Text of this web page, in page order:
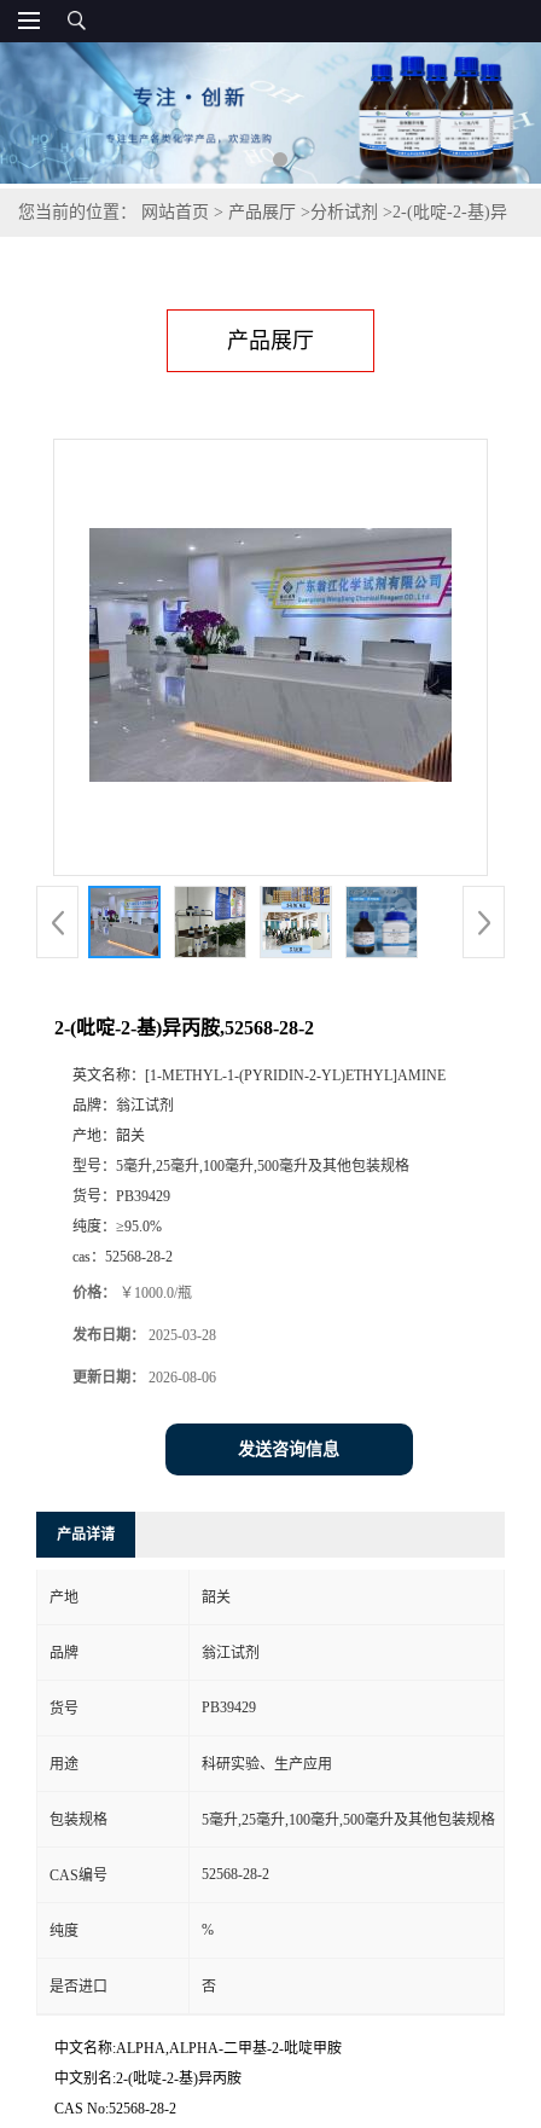
您当前的位置： 网站首页 > 产品展厅 >分析试剂 >2-(吡啶-2-基)异
产品展厅
2-(吡啶-2-基)异丙胺,52568-28-2
英文名称： [1-METHYL-1-(PYRIDIN-2-YL)ETHYL]AMINE
品牌： 翁江试剂
产地： 韶关
型号： 5毫升,25毫升,100毫升,500毫升及其他包装规格
货号： PB39429
纯度： ≥95.0%
cas： 52568-28-2
价格： ￥1000.0/瓶
发布日期： 2025-03-28
更新日期： 2026-08-06
发送咨询信息
产品详请
产地 韶关
品牌 翁江试剂
货号 PB39429
用途 科研实验、生产应用
包装规格 5毫升,25毫升,100毫升,500毫升及其他包装规格
CAS编号 52568-28-2
纯度 %
是否进口 否
中文名称:ALPHA,ALPHA-二甲基-2-吡啶甲胺
中文别名:2-(吡啶-2-基)异丙胺
CAS No:52568-28-2